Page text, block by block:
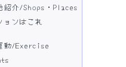
紹介/Shops・Places
ンはこれ
動/Exercise